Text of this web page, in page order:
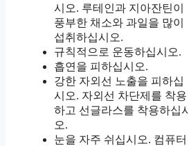
시오. 루테인과 지아잔틴이
풍부한 채소와 과일을 많이
섭취하십시오.
규칙적으로 운동하십시오.
흡연을 피하십시오.
강한 자외선 노출을 피하십
시오. 자외선 차단제를 착용
하고 선글라스를 착용하십시
오.
눈을 자주 쉬십시오. 컴퓨터